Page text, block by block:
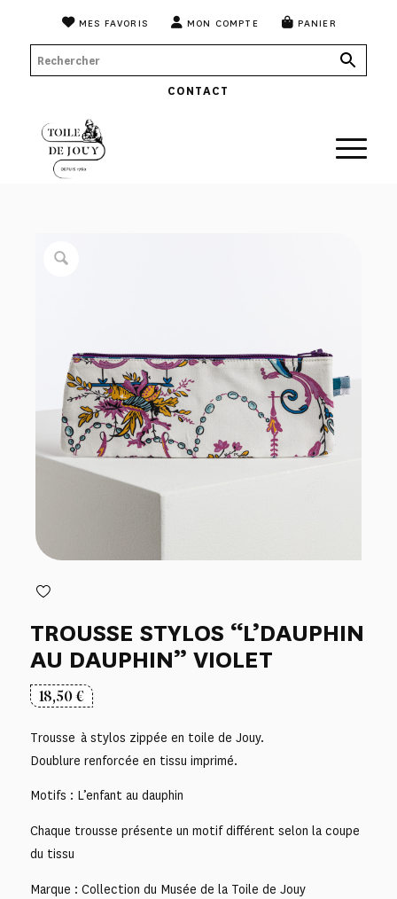
MES FAVORIS MON COMPTE PANIER
CONTACT
TROUSSE STYLOS “L’DAUPHIN
AU DAUPHIN” VIOLET
18,50€
Trousse à stylos zippée en toile de Jouy.
Doublure renforcée en tissu imprimé.
Motifs : L’enfant au dauphin
Chaque trousse présente un motif différent selon la coupe
du tissu
Marque : Collection du Musée de la Toile de Jouy